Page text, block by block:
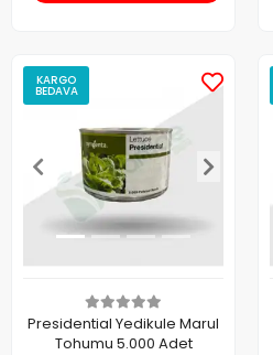
KARGO
BEDAVA
Presidential Yedikule Marul
Tohumu 5.000 Adet